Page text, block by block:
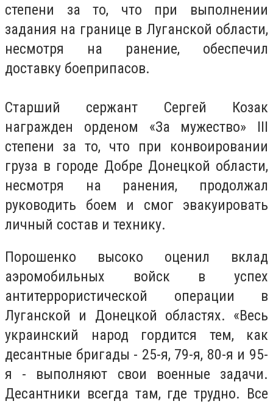
степени за то, что при выполнении
задания на границе в Луганской области,
несмотря на ранение, обеспечил
доставку боеприпасов.
Старший сержант Сергей Козак
награжден орденом «За мужество» III
степени за то, что при конвоировании
груза в городе Добре Донецкой области,
несмотря на ранения, продолжал
руководить боем и смог эвакуировать
личный состав и технику.
Порошенко высоко оценил вклад
аэромобильных войск в успех
антитеррористической операции в
Луганской и Донецкой областях. «Весь
украинский народ гордится тем, как
десантные бригады - 25-я, 79-я, 80-я и 95-
я - выполняют свои военные задачи.
Десантники всегда там, где трудно. Все